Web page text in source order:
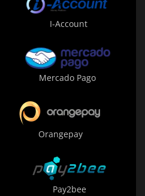
I-Account
Mercado Pago
Orangepay
Pay2bee